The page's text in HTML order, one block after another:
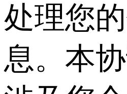
处理您
息。本